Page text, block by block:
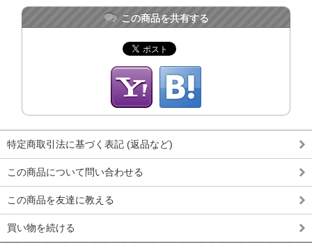
この商品を共有する
特定商取引法に基づく表記 (返品など)
この商品について問い合わせる
この商品を友達に教える
買い物を続ける